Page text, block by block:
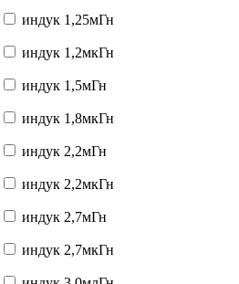
индук 1,25мГн
индук 1,2мкГн
индук 1,5мГн
индук 1,8мкГн
индук 2,2мГн
индук 2,2мкГн
индук 2,7мГн
индук 2,7мкГн